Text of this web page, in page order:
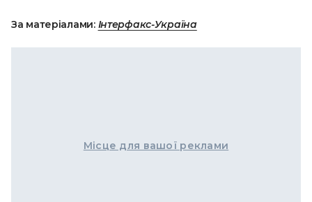
За матеріалами: Інтерфакс-Україна
Місце для вашої реклами